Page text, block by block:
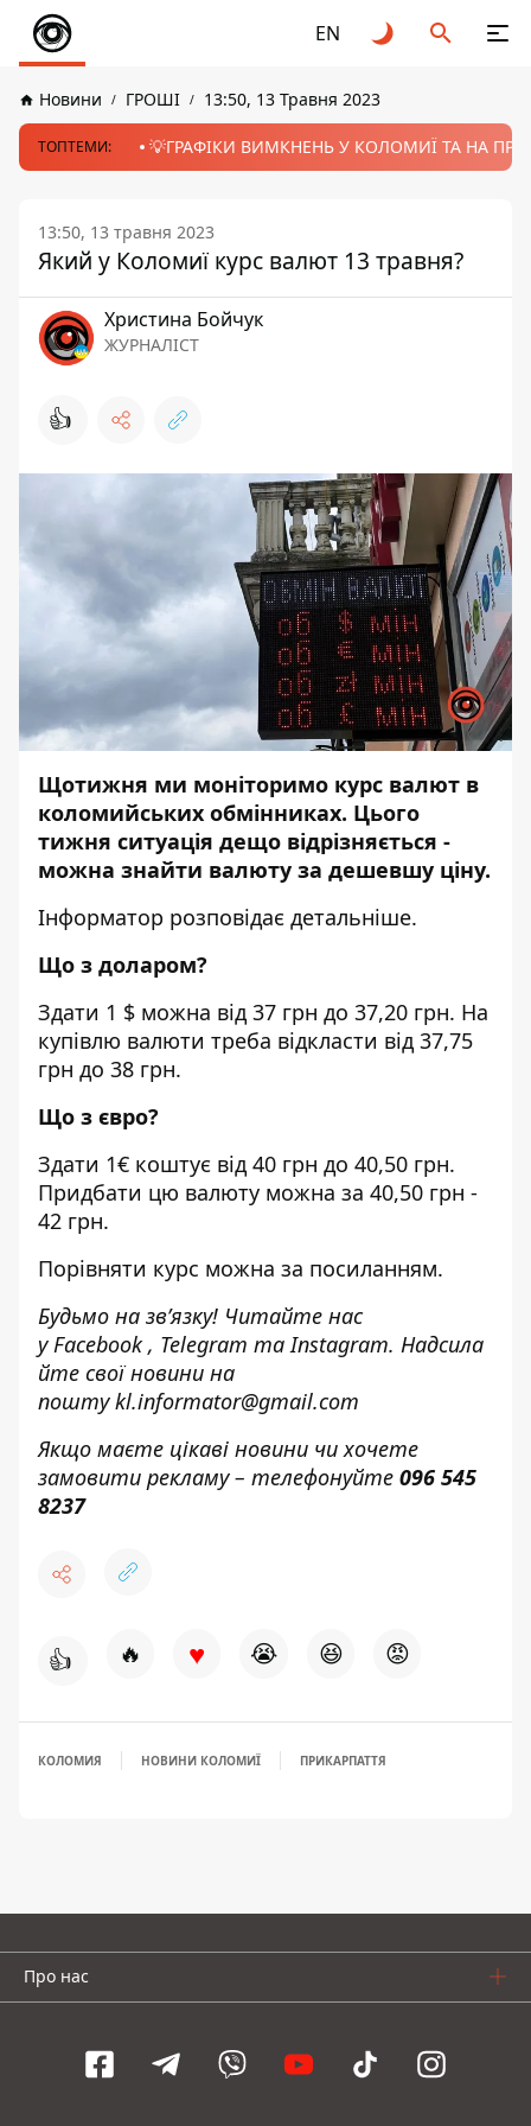
EN
Новини ГРОШІ 13:50, 13 Травня 2023
ТОПТЕМИ: 💡ГРАФІКИ ВИМКНЕНЬ У КОЛОМИЇ ТА НА
13:50, 13 травня 2023
Який у Коломиї курс валют 13 травня?
Христина Бойчук
ЖУРНАЛІСТ
👍
Щотижня ми моніторимо курс валют в
коломийських обмінниках. Цього
тижня ситуація дещо відрізняється -
можна знайти валюту за дешевшу ціну.
Інформатор розповідає детальніше.
Що з доларом?
Здати 1 $ можна від 37 грн до 37,20 грн. На
купівлю валюти треба відкласти від 37,75
грн до 38 грн.
Що з євро?
Здати 1€ коштує від 40 грн до 40,50 грн.
Придбати цю валюту можна за 40,50 грн -
42 грн.
Порівняти курс можна за посиланням.
Будьмо на зв’язку! Читайте нас
уFacebook, Telegram таInstagram. Надсила
йте свої новини на
поштуkl.informator@gmail.com
Якщо маєте цікаві новини чи хочете
замовити рекламу – телефонуйте 096 545
8237
👍 🔥 ♥ 😭 😆 😡
КОЛОМИЯ НОВИНИ КОЛОМИЇ ПРИКАРПАТТЯ
Про нас